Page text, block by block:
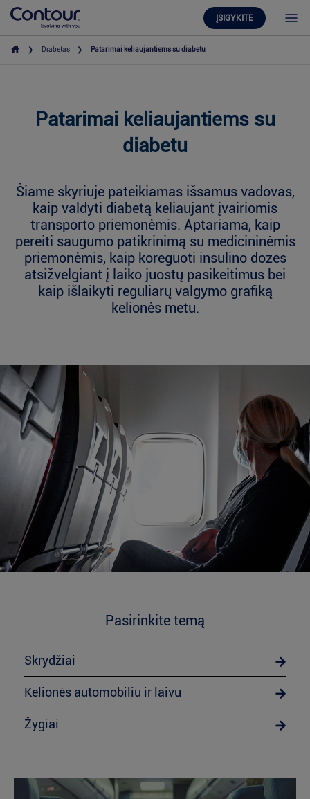
ĮSIGYKITE
Diabetas Patarimai keliaujantiems su diabetu
Patarimai keliaujantiems su
diabetu
Šiame skyriuje pateikiamas išsamus vadovas,
kaip valdyti diabetą keliaujant įvairiomis
transporto priemonėmis. Aptariama, kaip
pereiti saugumo patikrinimą su medicininėmis
priemonėmis, kaip koreguoti insulino dozes
atsižvelgiant į laiko juostų pasikeitimus bei
kaip išlaikyti reguliarų valgymo grafiką
kelionės metu.
Pasirinkite temą
Skrydžiai
Kelionės automobiliu ir laivu
Žygiai